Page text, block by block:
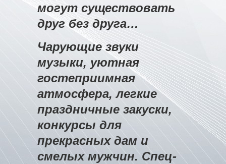
могут существовать
друг без друга…
Чарующие звуки
музыки, уютная
гостеприимная
атмосфера, легкие
праздничные закуски,
конкурсы для
прекрасных дам и
смелых мужчин. Спец-